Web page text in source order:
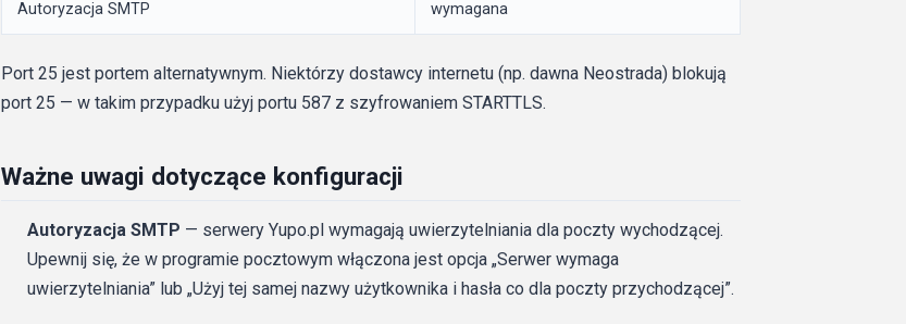
Autoryzacja SMTP wymagana
Port 25 jest portem alternatywnym. Niektórzy dostawcy internetu (np. dawna Neostrada) blokują
port 25 — w takim przypadku użyj portu 587 z szyfrowaniem STARTTLS.
Ważne uwagi dotyczące konfiguracji
Autoryzacja SMTP — serwery Yupo.pl wymagają uwierzytelniania dla poczty wychodzącej.
Upewnij się, że w programie pocztowym włączona jest opcja „Serwer wymaga
uwierzytelniania” lub „Użyj tej samej nazwy użytkownika i hasła co dla poczty przychodzącej”.